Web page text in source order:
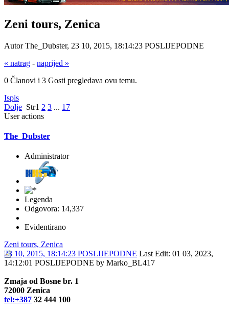
Zeni tours, Zenica
Autor The_Dubster, 23 10, 2015, 18:14:23 POSLIJEPODNE
« natrag - naprijed »
0 Članovi i 3 Gosti pregledava ovu temu.
Ispis
Dolje Str1 2 3 ... 17
User actions
The_Dubster
Administrator
Legenda
Odgovora: 14,337
Evidentirano
Zeni tours, Zenica
23 10, 2015, 18:14:23 POSLIJEPODNE Last Edit: 01 03, 2023,
14:12:01 POSLIJEPODNE by Marko_BL417
Zmaja od Bosne br. 1
72000 Zenica
tel:+387 32 444 100